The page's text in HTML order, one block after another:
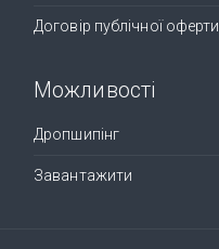
Договір публічної оферти
Можливості
Дропшипінг
Завантажити